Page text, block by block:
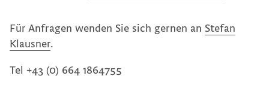
Für Anfragen wenden Sie sich gernen an Stefan
Klausner.
Tel +43 (0) 664 1864755